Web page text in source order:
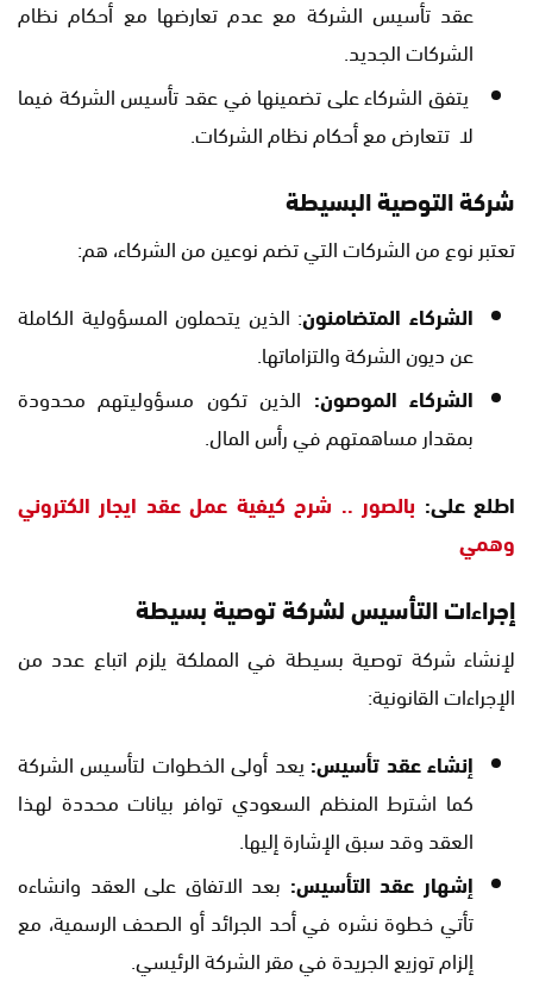
عقد تأسيس الشركة مع عدم تعارضها مع أحكام نظام
الشركات الجديد.
يتفق الشركاء على تضمينها في عقد تأسيس الشركة فيما
لا تتعارض مع أحكام نظام الشركات.
شركة التوصية البسيطة
تعتبر نوع من الشركات التي تضم نوعين من الشركاء، هم:
الشركاء المتضامنون: الذين يتحملون المسؤولية الكاملة
عن ديون الشركة والتزاماتها.
الشركاء الموصون: الذين تكون مسؤوليتهم محدودة
بمقدار مساهمتهم في رأس المال.
اطلع على: بالصور .. شرح كيفية عمل عقد ايجار الكتروني
وهمي
إجراءات التأسيس لشركة توصية بسيطة
لإنشاء شركة توصية بسيطة في المملكة يلزم اتباع عدد من
الإجراءات القانونية:
إنشاء عقد تأسيس: يعد أولى الخطوات لتأسيس الشركة
كما اشترط المنظم السعودي توافر بيانات محددة لهذا
العقد وقد سبق الإشارة إليها.
إشهار عقد التأسيس: بعد الاتفاق على العقد وانشاءه
تأتي خطوة نشره في أحد الجرائد أو الصحف الرسمية، مع
إلزام توزيع الجريدة في مقر الشركة الرئيسي.